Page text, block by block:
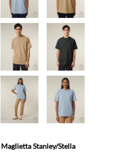
Stanley/Stella